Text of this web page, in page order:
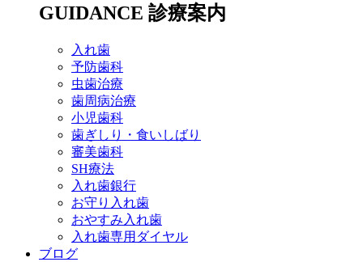
GUIDANCE 診療案内
入れ歯
予防歯科
虫歯治療
歯周病治療
小児歯科
歯ぎしり・食いしばり
審美歯科
SH療法
入れ歯銀行
お守り入れ歯
おやすみ入れ歯
入れ歯専用ダイヤル
ブログ